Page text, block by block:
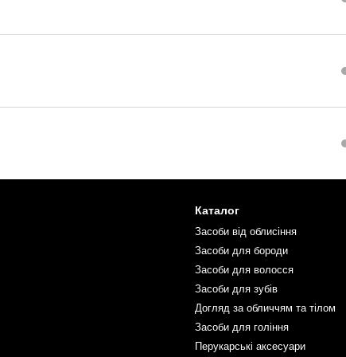
Каталог
Засоби від облисіння
Засоби для бороди
Засоби для волосся
Засоби для зубів
Догляд за обличчям та тілом
Засоби для гоління
Перукарські аксесуари